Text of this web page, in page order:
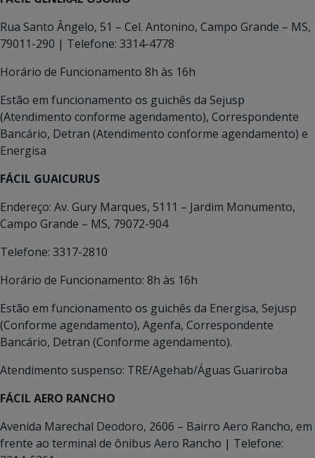
Rua Santo Ângelo, 51 – Cel. Antonino, Campo Grande – MS,
79011-290 | Telefone: 3314-4778
Horário de Funcionamento 8h às 16h
Estão em funcionamento os guichês da Sejusp
(Atendimento conforme agendamento), Correspondente
Bancário, Detran (Atendimento conforme agendamento) e
Energisa
FÁCIL GUAICURUS
Endereço: Av. Gury Marques, 5111 – Jardim Monumento,
Campo Grande – MS, 79072-904
Telefone: 3317-2810
Horário de Funcionamento: 8h às 16h
Estão em funcionamento os guichês da Energisa, Sejusp
(Conforme agendamento), Agenfa, Correspondente
Bancário, Detran (Conforme agendamento).
Atendimento suspenso: TRE/Agehab/Águas Guariroba
FÁCIL AERO RANCHO
Avenida Marechal Deodoro, 2606 – Bairro Aero Rancho, em
frente ao terminal de ônibus Aero Rancho | Telefone: